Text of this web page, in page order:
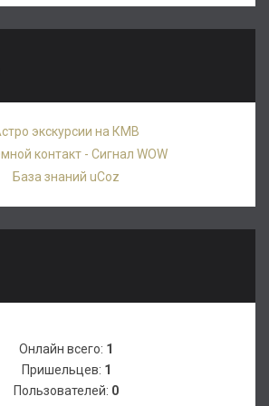
экскурсии на КМВ
контакт - Сигнал WOW
База знаний uCoz
Онлайн всего: 1
Пришельцев: 1
Пользователей: 0